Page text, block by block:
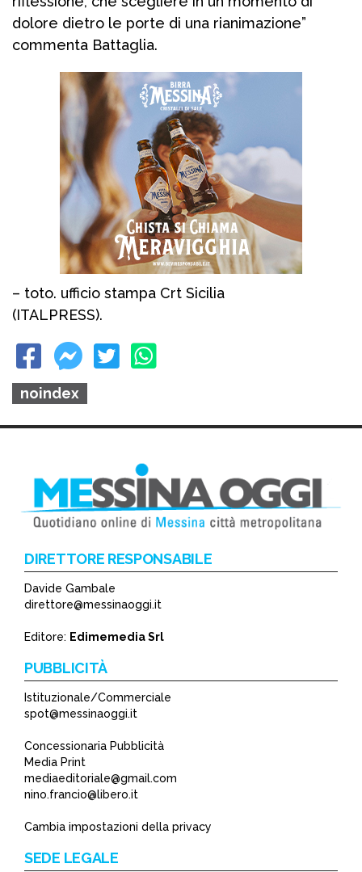
dolore dietro le porte di una rianimazione”
commenta Battaglia.
– toto. ufficio stampa Crt Sicilia
(ITALPRESS).
noindex
DIRETTORE RESPONSABILE
Davide Gambale
direttore@messinaoggi.it
Editore: Edimemedia Srl
PUBBLICITÀ
Istituzionale/Commerciale
spot@messinaoggi.it
Concessionaria Pubblicità
Media Print
mediaeditoriale@gmail.com
nino.francio@libero.it
Cambia impostazioni della privacy
SEDE LEGALE